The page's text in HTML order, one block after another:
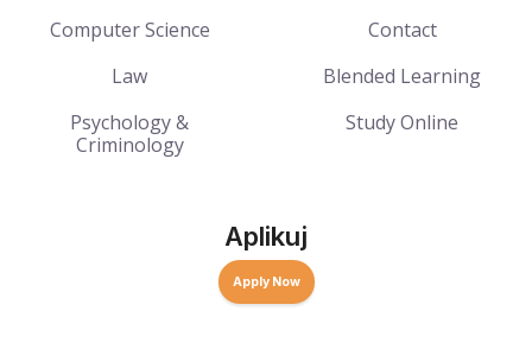
Computer Science
Law
Psychology &
Criminology
Contact
Blended Learning
Study Online
Aplikuj
Apply Now